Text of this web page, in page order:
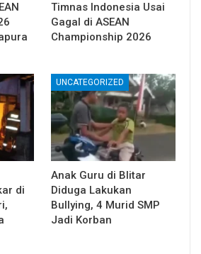
Timnas Indonesia Usai
Gagal di ASEAN
Championship 2026
di
UNCATEGORIZED
Anak Guru di Blitar
Diduga Lakukan
Bullying, 4 Murid SMP
Jadi Korban